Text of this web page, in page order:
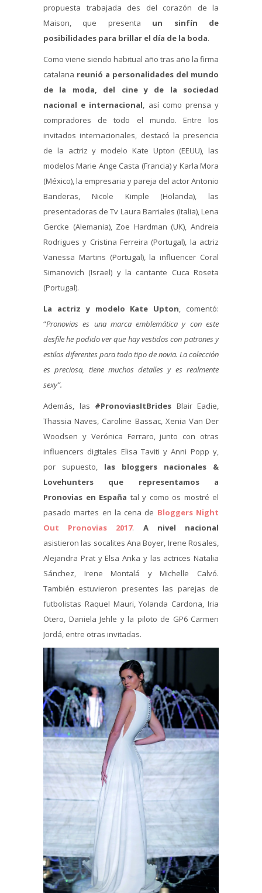
propuesta trabajada des del corazón de la
Maison, que presenta un sinfín de
posibilidades para brillar el día de la boda.
Como viene siendo habitual año tras año la firma
catalana reunió a personalidades del mundo
de la moda, del cine y de la sociedad
nacional e internacional, así como prensa y
compradores de todo el mundo. Entre los
invitados internacionales, destacó la presencia
de la actriz y modelo Kate Upton (EEUU), las
modelos Marie Ange Casta (Francia) y Karla Mora
(México), la empresaria y pareja del actor Antonio
Banderas, Nicole Kimple (Holanda), las
presentadoras de Tv Laura Barriales (Italia), Lena
Gercke (Alemania), Zoe Hardman (UK), Andreia
Rodrigues y Cristina Ferreira (Portugal), la actriz
Vanessa Martins (Portugal), la influencer Coral
Simanovich (Israel) y la cantante Cuca Roseta
(Portugal).
La actriz y modelo Kate Upton, comentó:
“Pronovias es una marca emblemática y con este
desfile he podido ver que hay vestidos con patrones y
estilos diferentes para todo tipo de novia. La colección
es preciosa, tiene muchos detalles y es realmente
sexy”.
Además, las #PronoviasItBrides Blair Eadie,
Thassia Naves, Caroline Bassac, Xenia Van Der
Woodsen y Verónica Ferraro, junto con otras
influencers digitales Elisa Taviti y Anni Popp y,
por supuesto, las bloggers nacionales &
Lovehunters que representamos a
Pronovias en España tal y como os mostré el
pasado martes en la cena de Bloggers Night
Out Pronovias 2017. A nivel nacional
asistieron las socalites Ana Boyer, Irene Rosales,
Alejandra Prat y Elsa Anka y las actrices Natalia
Sánchez, Irene Montalá y Michelle Calvó.
También estuvieron presentes las parejas de
futbolistas Raquel Mauri, Yolanda Cardona, Iria
Otero, Daniela Jehle y la piloto de GP6 Carmen
Jordá, entre otras invitadas.